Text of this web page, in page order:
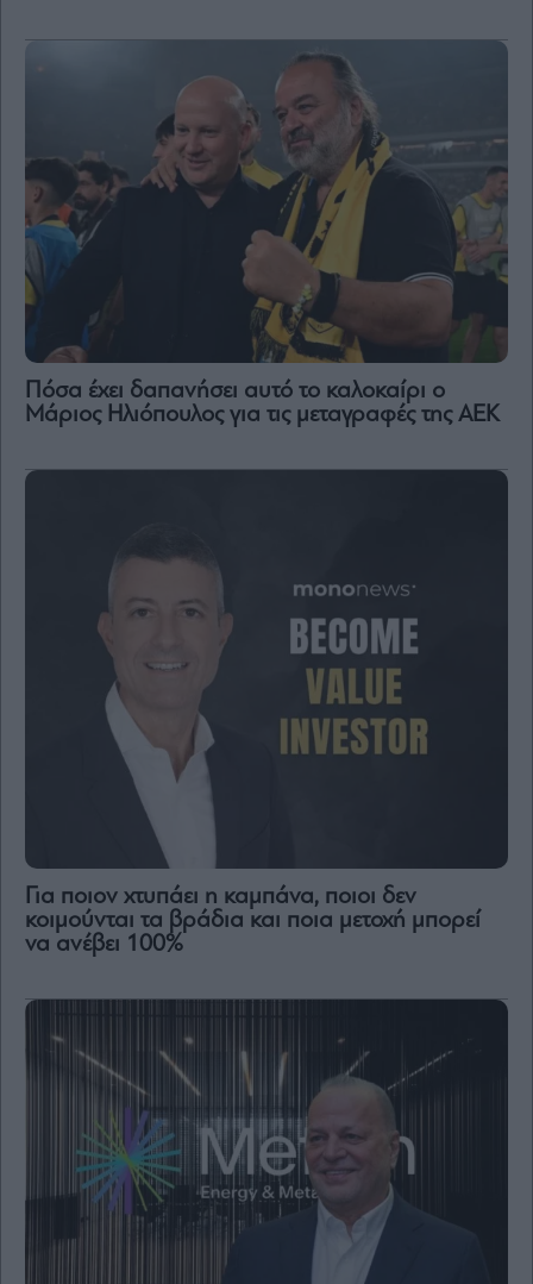
Πόσα έχει δαπανήσει αυτό το καλοκαίρι ο
Μάριος Ηλιόπουλος για τις μεταγραφές της ΑΕΚ
Για ποιον χτυπάει η καμπάνα, ποιοι δεν
κοιμούνται τα βράδια και ποια μετοχή μπορεί
να ανέβει 100%